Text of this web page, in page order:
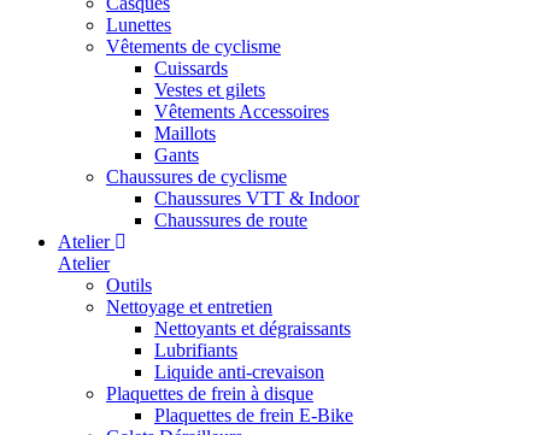
Lunettes
Vêtements de cyclisme
Cuissards
Vestes et gilets
Vêtements Accessoires
Maillots
Gants
Chaussures de cyclisme
Chaussures VTT & Indoor
Chaussures de route
Atelier
Atelier
Outils
Nettoyage et entretien
Nettoyants et dégraissants
Lubrifiants
Liquide anti-crevaison
Plaquettes de frein à disque
Plaquettes de frein E-Bike